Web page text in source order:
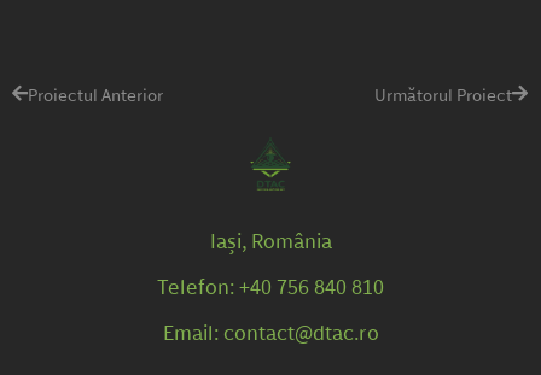
Proiectul Anterior Următorul Proiect
Iași, România
Telefon: +40 756 840 810
Email: contact@dtac.ro